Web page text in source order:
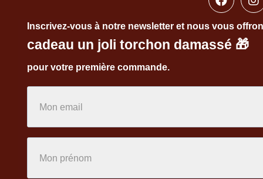
Inscrivez-vous à notre newsletter et nous vous
cadeau un joli torchon damassé 🎁
pour votre première commande.